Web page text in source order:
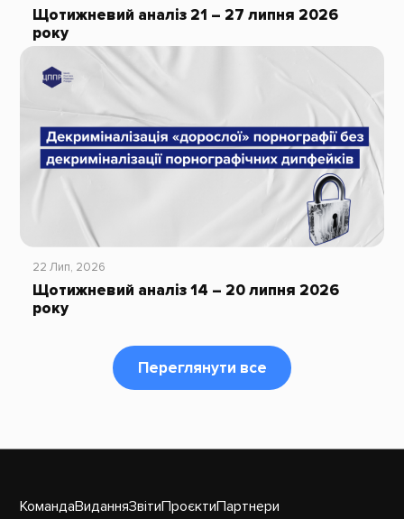
Щотижневий аналіз 21 – 27 липня 2026
року
22 Лип, 2026
Щотижневий аналіз 14 – 20 липня 2026
року
Переглянути все
КомандаВиданняЗвітиПроєктиПартнери